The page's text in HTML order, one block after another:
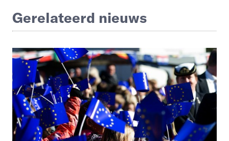
Gerelateerd nieuws